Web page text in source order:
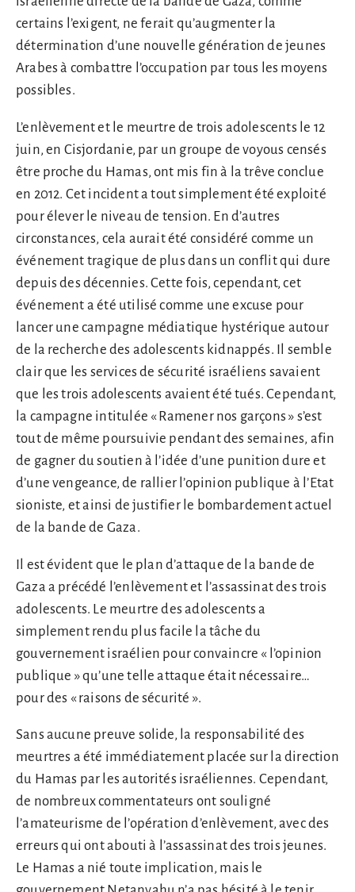
certains l’exigent, ne ferait qu’augmenter la
détermination d’une nouvelle génération de jeunes
Arabes à combattre l’occupation par tous les moyens
possibles.
L’enlèvement et le meurtre de trois adolescents le 12
juin, en Cisjordanie, par un groupe de voyous censés
être proche du Hamas, ont mis fin à la trêve conclue
en 2012. Cet incident a tout simplement été exploité
pour élever le niveau de tension. En d’autres
circonstances, cela aurait été considéré comme un
événement tragique de plus dans un conflit qui dure
depuis des décennies. Cette fois, cependant, cet
événement a été utilisé comme une excuse pour
lancer une campagne médiatique hystérique autour
de la recherche des adolescents kidnappés. Il semble
clair que les services de sécurité israéliens savaient
que les trois adolescents avaient été tués. Cependant,
la campagne intitulée « Ramener nos garçons » s’est
tout de même poursuivie pendant des semaines, afin
de gagner du soutien à l’idée d’une punition dure et
d’une vengeance, de rallier l’opinion publique à l’Etat
sioniste, et ainsi de justifier le bombardement actuel
de la bande de Gaza.
Il est évident que le plan d’attaque de la bande de
Gaza a précédé l’enlèvement et l’assassinat des trois
adolescents. Le meurtre des adolescents a
simplement rendu plus facile la tâche du
gouvernement israélien pour convaincre « l’opinion
publique » qu’une telle attaque était nécessaire…
pour des « raisons de sécurité ».
Sans aucune preuve solide, la responsabilité des
meurtres a été immédiatement placée sur la direction
du Hamas par les autorités israéliennes. Cependant,
de nombreux commentateurs ont souligné
l’amateurisme de l’opération d’enlèvement, avec des
erreurs qui ont abouti à l’assassinat des trois jeunes.
Le Hamas a nié toute implication, mais le